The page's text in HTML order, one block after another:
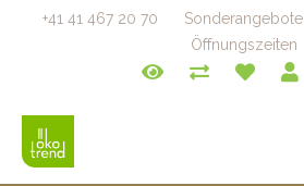
+41 41 467 20 70 Sonderangebote
Öffnungszeiten